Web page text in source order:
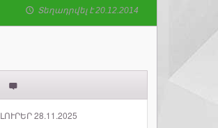
Տեղադրվել է 20.12.2014
ԼՈՒՐԵՐ 28.11.2025